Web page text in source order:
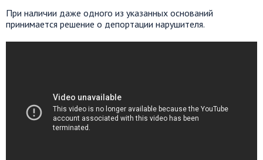
При наличии даже одного из указанных оснований
принимается решение о депортации нарушителя.